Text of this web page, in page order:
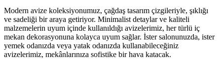
Modern avize koleksiyonumuz, çağdaş tasarım çizgileriyle, şıklığı
ve sadeliği bir araya getiriyor. Minimalist detaylar ve kaliteli
malzemelerin uyum içinde kullanıldığı avizelerimiz, her türlü iç
mekan dekorasyonuna kolayca uyum sağlar. İster salonunuzda, ister
yemek odanızda veya yatak odanızda kullanabileceğiniz
avizelerimiz, mekânlarınıza sofistike bir hava katacak.